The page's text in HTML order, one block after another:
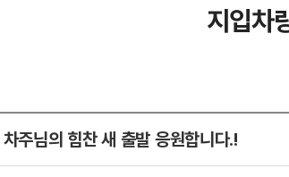
지입차
주님의 힘찬 새 출발 응원합니다.!